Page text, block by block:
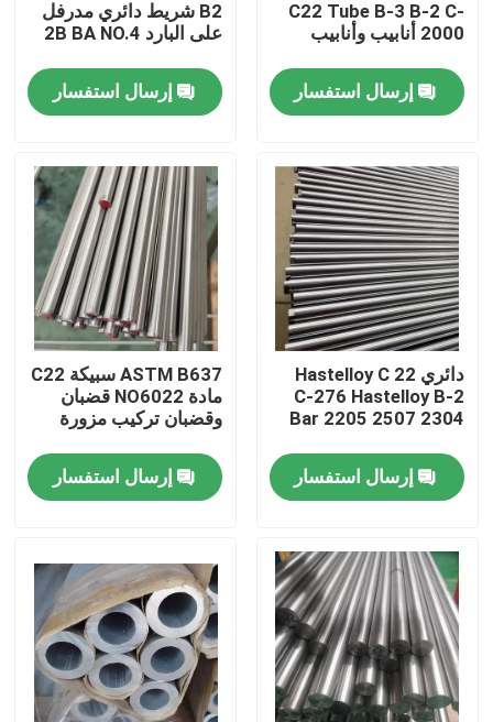
مسكن
معلومات عنا
جولة في المعمل
مراقبة الجودة
اتصل بنا
مادة Inconel 600
مادة Inconel 625
مادة Incoloy 800
مادة Inconel 718
C22 Tube B-3 B-2 C-
2000 أنابيب وأنابيب
إرسال استفسار
B2 شريط دائري مدرفل
على البارد 2B BA NO.4
إرسال استفسار
دائري Hastelloy C 22
C-276 Hastelloy B-2
Bar 2205 2507 2304
إرسال استفسار
ASTM B637 سبيكة C22
مادة NO6022 قضبان
وقضبان تركيب مزورة
إرسال استفسار